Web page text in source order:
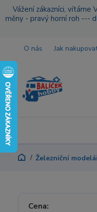
Vážení zákazníci,
měny - pravý horní roh ---
O nás Jak
Železniční
Cena: